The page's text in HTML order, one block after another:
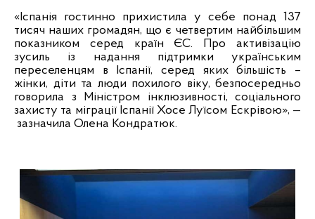
«Іспанія гостинно прихистила у себе понад 137
тисяч наших громадян, що є четвертим найбільшим
показником серед країн ЄС. Про активізацію
зусиль із надання підтримки українським
переселенцям в Іспанії, серед яких більшість –
жінки, діти та люди похилого віку, безпосередньо
говорила з Міністром інклюзивності, соціального
захисту та міграції Іспанії Хосе Луїсом Ескрівою», —
зазначила Олена Кондратюк.